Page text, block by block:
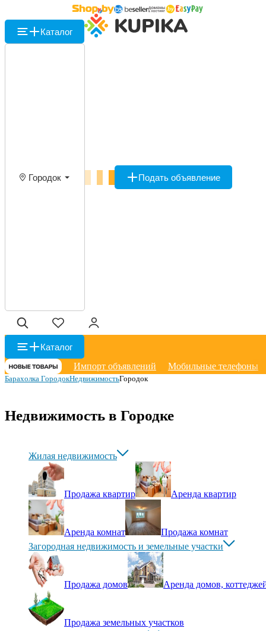
Каталог
Городок Подать объявление
Каталог
Импорт объявлений
Мобильные телефоны
Барахолка ГородокНедвижимостьГородок
Недвижимость в Городке
Жилая недвижимость
Продажа квартир Аренда квартир
Аренда комнат
Продажа комнат
Загородная недвижимость и земельные участки
Продажа домов Аренда домов,
Продажа земельных участков